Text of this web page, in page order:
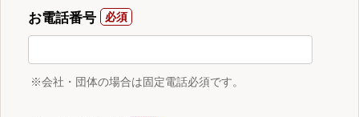
お電話番号
※会社・団体の場合は固定電話必須です。